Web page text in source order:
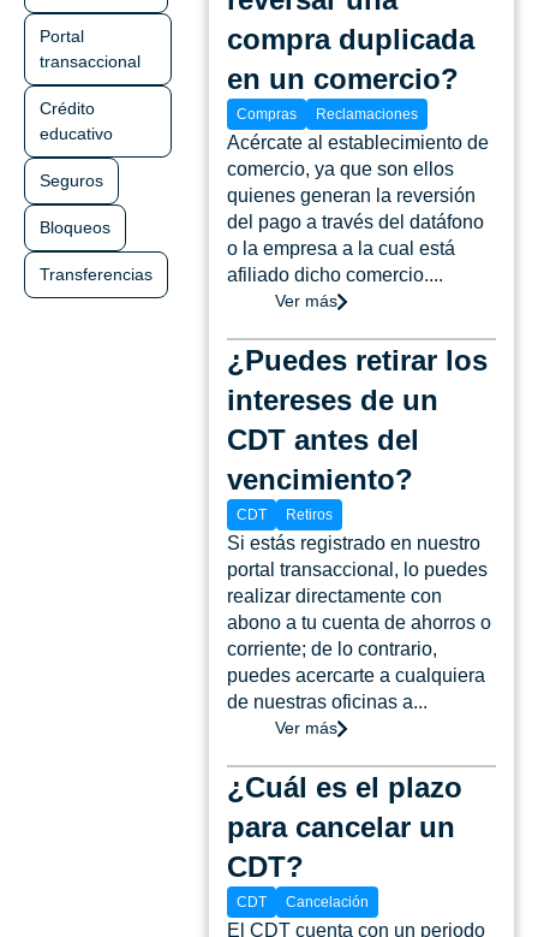
Portal
transaccional
Crédito
educativo
Seguros
Bloqueos
Transferencias
compra duplicada
en un comercio?
Compras Reclamaciones
Acércate al establecimiento de
comercio, ya que son ellos
quienes generan la reversión
del pago a través del datáfono
o la empresa a la cual está
afiliado dicho comercio....
Ver más
¿Puedes retirar los
intereses de un
CDT antes del
vencimiento?
CDT Retiros
Si estás registrado en nuestro
portal transaccional, lo puedes
realizar directamente con
abono a tu cuenta de ahorros o
corriente; de lo contrario,
puedes acercarte a cualquiera
de nuestras oficinas a...
Ver más
¿Cuál es el plazo
para cancelar un
CDT?
CDT Cancelación
El CDT cuenta con un periodo